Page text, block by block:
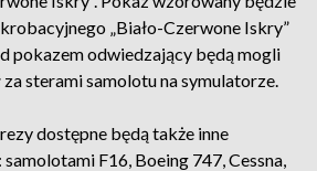
„Biało-Czerwone Iskry”
pokazem odwiedzający będą mogli
sterami samolotu na symulatorze.
dostępne będą także inne
F16, Boeing 747, Cessna,